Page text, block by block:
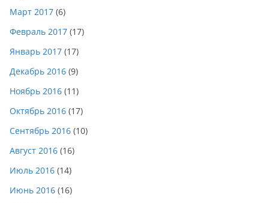
Март 2017 (6)
Февраль 2017 (17)
Январь 2017 (17)
Декабрь 2016 (9)
Ноябрь 2016 (11)
Октябрь 2016 (17)
Сентябрь 2016 (10)
Август 2016 (16)
Июль 2016 (14)
Июнь 2016 (16)